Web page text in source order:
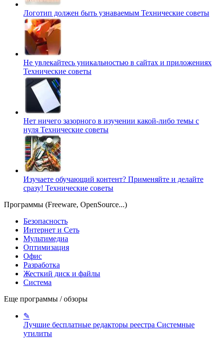
Логотип должен быть узнаваемым Технические советы
Не увлекайтесь уникальностью в сайтах и приложениях
Технические советы
Нет ничего зазорного в изучении какой-либо темы с
нуля Технические советы
Изучаете обучающий контент? Применяйте и делайте
сразу! Технические советы
Программы (Freeware, OpenSource...)
Безопасность
Интернет и Сеть
Мультимедиа
Оптимизация
Офис
Разработка
Жесткий диск и файлы
Система
Еще программы / обзоры
✎
Лучшие бесплатные редакторы реестра Системные
утилиты